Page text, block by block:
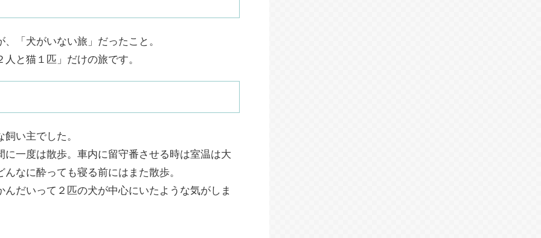
「犬がいない旅」だったこと。
と猫１匹」だけの旅です。
い主でした。
一度は散歩。車内に留守番させる時は室温は大
なに酔っても寝る前にはまた散歩。
だいって２匹の犬が中心にいたような気がしま